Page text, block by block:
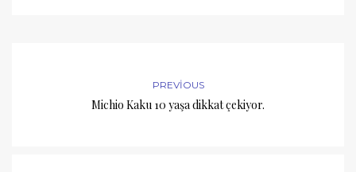
PREVIOUS
Michio Kaku 10 yaşa dikkat çekiyor.